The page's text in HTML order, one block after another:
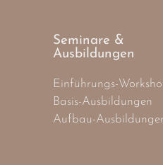
Seminare &
Ausbildungen
Einführungs-
Basis-Ausbildungen
Aufbau-